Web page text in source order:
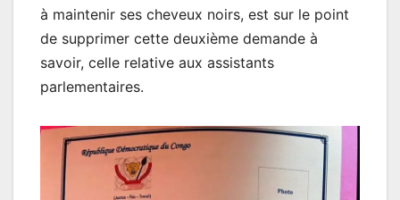
à maintenir ses cheveux noirs, est sur le point
de supprimer cette deuxième demande à
savoir, celle relative aux assistants
parlementaires.